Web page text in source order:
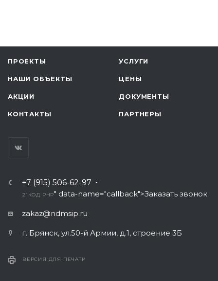
ПРОЕКТЫ УСЛУГИ
НАШИ ОБЪЕКТЫ ЦЕНЫ
АКЦИИ ДОКУМЕНТЫ
КОНТАКТЫ ПАРТНЕРЫ
+7 (915) 506-62-97
21 КОД PHP" data-name="callback">Заказать звонок
zakaz@ndmsip.ru
г. Брянск, ул.50-й Армии, д.1, строение 3Б
ВЕРСИЯ ДЛЯ ПЕЧАТИ